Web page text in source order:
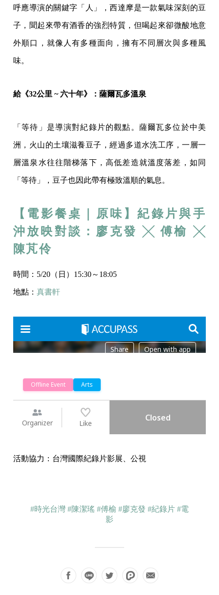
呼應導演的關鍵字「人」，西達摩是一款氣味深刻的豆
子，聞起來帶有酒香的強烈特質，但喝起來卻微酸地意
外順口，就像人有多種面向，擁有不同層次與多種風
味。
給《32公里 ~ 六十年》：薩爾瓦多溫泉
「等待」是導演對紀錄片的觀點。薩爾瓦多位於中美
洲，火山的土壤滋養豆子，經過多道水洗工序，一層一
層溫泉水往往階梯落下，高低差造就溫度落差，如同
「等待」，豆子也因此帶有極致溫順的氣息。
【電影餐桌｜原味】紀錄片與手
沖放映對談：廖克發 ╳ 傅榆 ╳
陳芃伶
時間：5/20（日）15:30～18:05
地點： 真書軒
活動協力：台灣國際紀錄片影展、公視
#時光台灣 #陳潔瑤 #傅榆 #廖克發 #紀錄片 #電
影